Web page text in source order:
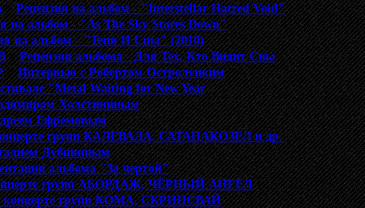
>Рецензия на альбом - "Interstellar Hatred Void"
на альбом - "As The Sky Stares Down"
на альбом - "Тени И Сны" (2010)
>Рецензия альбома - Для Тех, Кто Видит Сны
>Интервью с Робертом Остролуцким
"Metal Waiting for New Year
Холстининым
Ефремовым
групп КАЛЕВАЛА, САТАНАКОЗЁЛ и др.
Дубининым
альбома "За чертой"
групп АБОРДАЖ, ЧЁРНЫЙ АНГЕЛ
концерте групп КОМА, СКРИПСВАЙ